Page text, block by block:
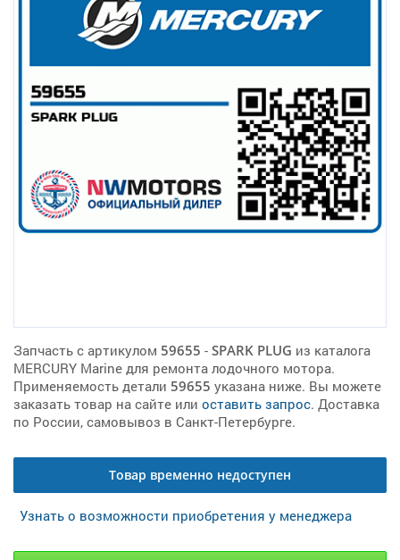
Запчасть с артикулом 59655 - SPARK PLUG из каталога
MERCURY Marine для ремонта лодочного мотора.
Применяемость детали 59655 указана ниже. Вы можете
заказать товар на сайте или оставить запрос. Доставка
по России, самовывоз в Санкт-Петербурге.
Товар временно недоступен
Узнать о возможности приобретения у менеджера